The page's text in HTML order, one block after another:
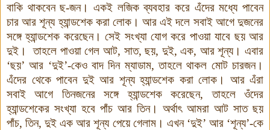
বাকি থাকবেন ছ-জন। একই লজিক ব্যবহার করে এঁদের মধ্যে পাবেন
চার আর শূন্য হ্যান্ডশেক করা লোক। আর এই দলে সবাই আগে দুজনের
সঙ্গে হ্যান্ডশেক করেছেন। সেই সংখ্যা যোগ করে পাওয়া যাবে ছয় আর
দুই। তাহলে পাওয়া গেল আট, সাত,ছয়, দুই,এক, আর শূন্য। এবার
‘ছয়’ আর ‘দুই’-কেও বাদ দিন ম্যাডাম,তাহলে থাকল মোট চারজন।
এঁদের থেকে পাবেন দুই আর শূন্য হ্যান্ডশেক করা লোক। আর এঁরা
সবাই আগে তিনজনের সঙ্গে হ্যান্ডশেক করেছেন,তাহলে ওঁদের
হ্যান্ডশেকের সংখ্যা হবে পাঁচ আর তিন। অর্থাৎ আমরা আট সাত ছয়
পাঁচ,তিন,দুই এক আর শূন্য পেয়ে গেলাম। এখন ‘দুই’ আর ‘শূন্য’-কে